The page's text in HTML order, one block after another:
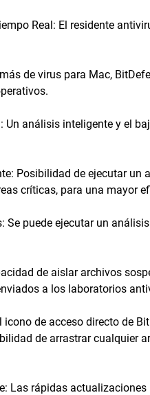
Real: El residente
de virus para Mac,
Un análisis inteligente y el
Posibilidad de ejecutar
críticas, para una mayor
Se puede ejecutar un
de aislar archivos
a los laboratorios
icono de acceso directo de
de arrastrar cualquier
Las rápidas